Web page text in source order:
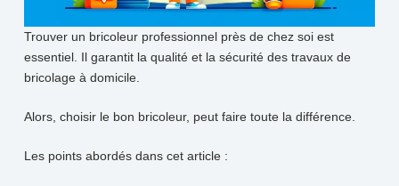
Trouver un bricoleur professionnel près de chez soi est
essentiel. Il garantit la qualité et la sécurité des travaux de
bricolage à domicile.
Alors, choisir le bon bricoleur, peut faire toute la différence.
Les points abordés dans cet article :